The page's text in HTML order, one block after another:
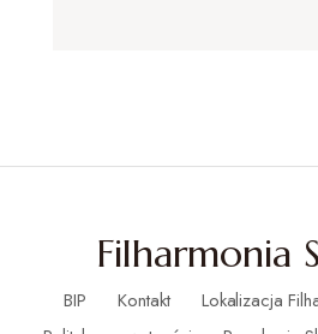
Filharmonia
BIP Kontakt
Lokalizacja